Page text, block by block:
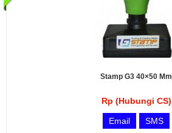
Stamp G3 40×50 Mm
Rp (Hubungi CS)
Email SMS